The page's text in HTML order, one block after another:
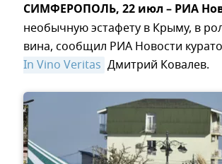
СИМФЕРОПОЛЬ, 22 июл – РИА
необычную эстафету в Крыму, в
вина, сообщил РИА Новости
In Vino Veritas Дмитрий Ковалев.